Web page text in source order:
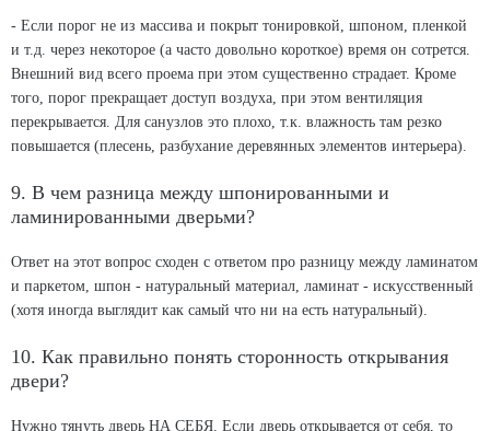
- Если порог не из массива и покрыт тонировкой, шпоном, пленкой
и т.д. через некоторое (а часто довольно короткое) время он сотрется.
Внешний вид всего проема при этом существенно страдает. Кроме
того, порог прекращает доступ воздуха, при этом вентиляция
перекрывается. Для санузлов это плохо, т.к. влажность там резко
повышается (плесень, разбухание деревянных элементов интерьера).
9. В чем разница между шпонированными и
ламинированными дверьми?
Ответ на этот вопрос сходен с ответом про разницу между ламинатом
и паркетом, шпон - натуральный материал, ламинат - искусственный
(хотя иногда выглядит как самый что ни на есть натуральный).
10. Как правильно понять сторонность открывания
двери?
Нужно тянуть дверь НА СЕБЯ. Если дверь открывается от себя, то